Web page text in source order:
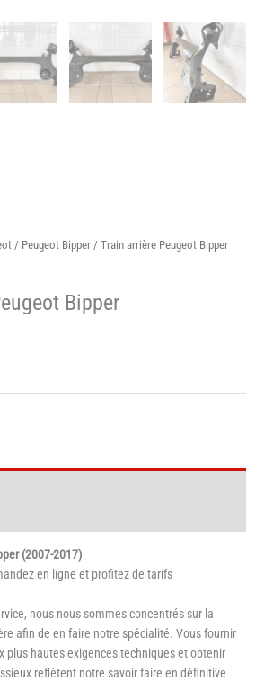
/ Peugeot Bipper / Train arrière Peugeot Bipper
Bipper
(2007-2017)
en ligne et profitez de tarifs
nous nous sommes concentrés sur la
afin de en faire notre spécialité. Vous fournir
plus hautes exigences techniques et obtenir
reflètent notre savoir faire en définitive